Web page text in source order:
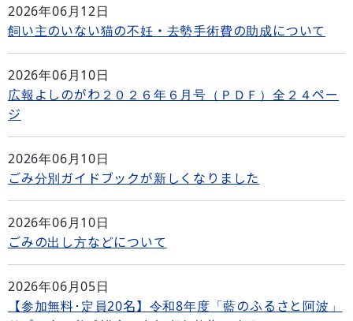
2026年06月12日
飼い主のいない猫の不妊・去勢手術費の助成について
2026年06月10日
広報よしのがわ２０２６年６月号（ＰＤＦ）全２４ペー
ジ
2026年06月10日
ごみ分別ガイドブックが新しくなりました
2026年06月10日
ごみの出し方などについて
2026年06月05日
【参加無料･定員20名】令和8年度「藍のふるさと阿波」